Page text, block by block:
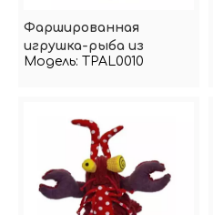
Фаршированная
игрушка-рыба из
пенопласта Microbeads
Модель: TPAL0010